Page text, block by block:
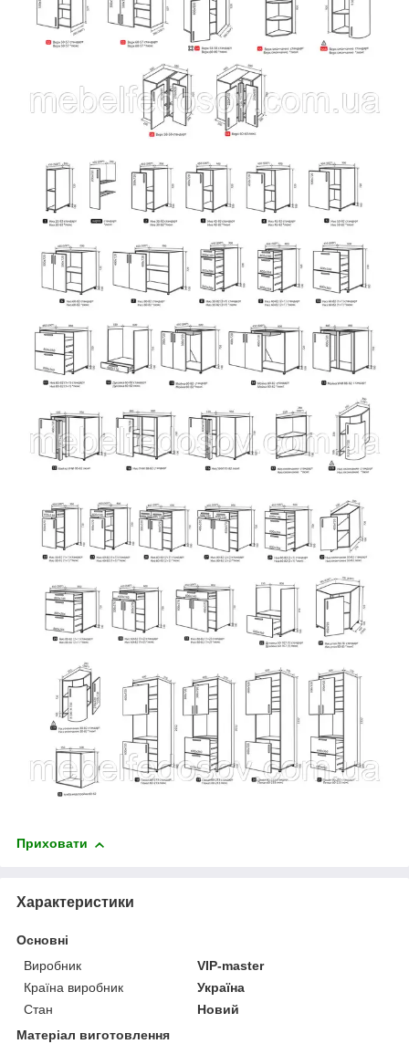
Приховати
Характеристики
Основні
Виробник
VIP-master
Країна виробник
Україна
Стан
Новий
Матеріал виготовлення